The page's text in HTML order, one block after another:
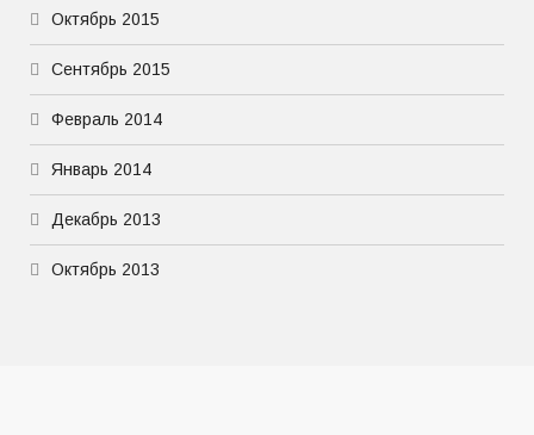
Октябрь 2015
Сентябрь 2015
Февраль 2014
Январь 2014
Декабрь 2013
Октябрь 2013